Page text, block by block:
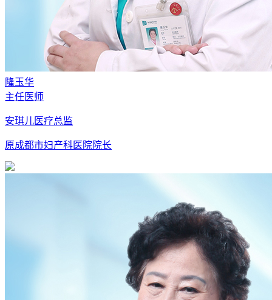
隆玉华
主任医师
安琪儿医疗总监
原成都市妇产科医院院长